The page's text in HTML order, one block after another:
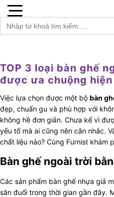
Furnist™
Search
for:
TOP 3 loại bàn ghế
được ưa chuộng
Việc lựa chọn được một bộ bàn
đẹp, chuẩn gu và phù hợp với
không hề đơn giản. Chưa kể vì
yếu tố mà ai cũng nên cân nhắc.
chất liệu nào? Cùng Furnist khám
Bàn ghế ngoài trời
Các sản phẩm bàn ghế nhựa giả
săn đuổi trong thời gian gần đây.